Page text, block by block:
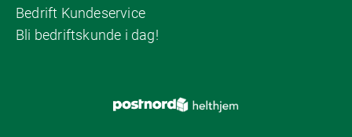
Bedrift Kundeservice
Bli bedriftskunde i dag!